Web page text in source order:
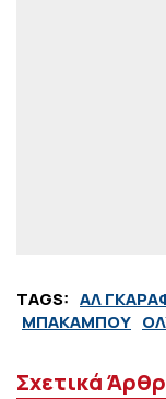
TAGS: ΑΛ
ΜΠΑΚΑΜΠΟΥ
Σχετικά